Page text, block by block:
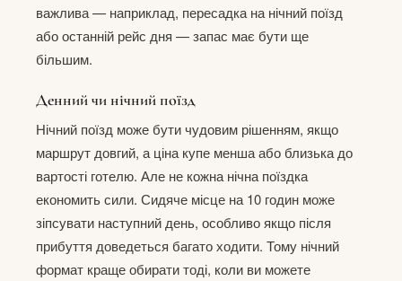
важлива — наприклад, пересадка на нічний поїзд
або останній рейс дня — запас має бути ще
більшим.
Денний чи нічний поїзд
Нічний поїзд може бути чудовим рішенням, якщо
маршрут довгий, а ціна купе менша або близька до
вартості готелю. Але не кожна нічна поїздка
економить сили. Сидяче місце на 10 годин може
зіпсувати наступний день, особливо якщо після
прибуття доведеться багато ходити. Тому нічний
формат краще обирати тоді, коли ви можете